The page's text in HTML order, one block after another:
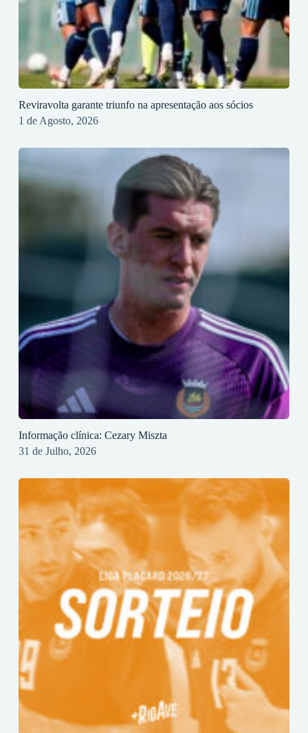
Reviravolta garante triunfo na apresentação aos sócios
1 de Agosto, 2026
Informação clínica: Cezary Miszta
31 de Julho, 2026